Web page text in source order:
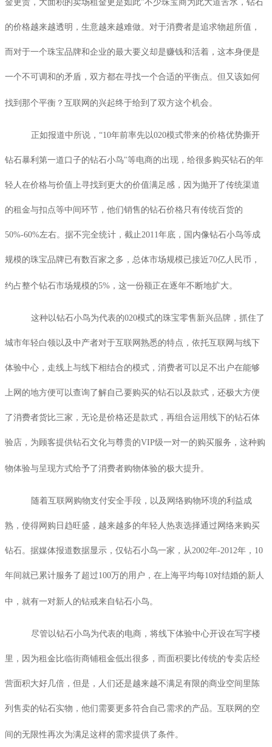
金更贵，大面积的卖场租金更是如此”不少珠宝商为此大道苦水，钻石
的价格越来越透明，生意越来越难做。对于消费者是追求物超所值，
而对于一个珠宝品牌和企业的最大要义却是赚钱和活着，这本身便是
一个不可调和的矛盾，双方都在寻找一个合适的平衡点。但又该如何
找到那个平衡？互联网的兴起终于给到了双方这个机会。
正如报道中所说，“10年前率先以020模式带来的价格优势撕开
钻石暴利第一道口子的钻石小鸟"等电商的出现，给很多购买钻石的年
轻人在价格与价值上寻找到更大的价值满足感，因为抛开了传统渠道
的租金与扣点等中间环节，他们销售的钻石价格只有传统百货的
50%-60%左右。据不完全统计，截止 2011 年底，国内像钻石小鸟等成
规模的珠宝品牌已有数百家之多，总体市场规模已接近70亿人民币，
约占整个钻石市场规模的5% ，这一份额正在逐年不断地扩大。
这种以钻石小鸟为代表的020模式的珠宝零售新兴品牌，抓住了
城市年轻白领以及中产者对于互联网熟悉的特点，依托互联网与线下
体验中心，走线上与线下相结合的模式，消费者可以足不出户在能够
上网的地方便可以查询了解自己要购买的钻石以及款式，还极大方便
了消费者货比三家，无论是价格还是款式，再组合运用线下的钻石体
验店，为顾客提供钻石文化与尊贵的VIP级一对一的购买服务，这种购
物体验与呈现方式给予了消费者购物体验的极大提升。
随着互联网购物支付安全手段，以及网络购物环境的利益成
熟，使得网购日趋旺盛，越来越多的年轻人热衷选择通过网络来购买
钻石。据媒体报道数据显示，仅钻石小鸟一家，从 2002年-2012年， 10
年间就已累计服务了超过100万的用户，在上海平均每10对结婚的新人
中，就有一对新人的钻戒来自钻石小鸟。
尽管以钻石小鸟为代表的电商，将线下体验中心开设在写字楼
里，因为租金比临街商铺租金低出很多，而面积要比传统的专卖店经
营面积大好几倍，但是，人们还是越来越不满足有限的商业空间里陈
列售卖的钻石实物，他们需要更多符合自己需求的产品。互联网的空
间的无限性再次为满足这样的需求提供了条件。